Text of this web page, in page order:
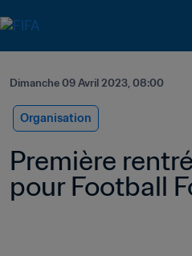
Dimanche 09 Avril 2023, 08:00
Organisation
Première
pour Football